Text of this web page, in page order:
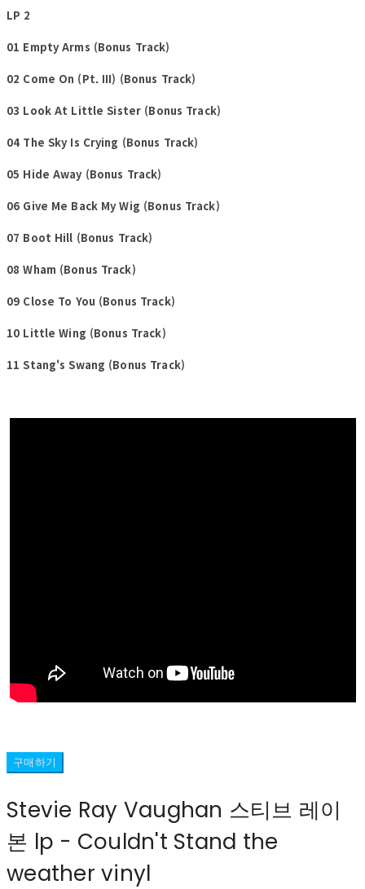
LP 2
01 Empty Arms (Bonus Track)
02 Come On (Pt. III) (Bonus Track)
03 Look At Little Sister (Bonus Track)
04 The Sky Is Crying (Bonus Track)
05 Hide Away (Bonus Track)
06 Give Me Back My Wig (Bonus Track)
07 Boot Hill (Bonus Track)
08 Wham (Bonus Track)
09 Close To You (Bonus Track)
10 Little Wing (Bonus Track)
11 Stang's Swang (Bonus Track)
구매하기
Stevie Ray Vaughan 스티브 레이
본 lp - Couldn't Stand the
weather vinyl